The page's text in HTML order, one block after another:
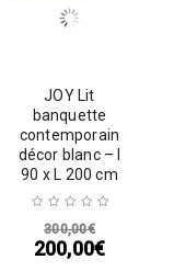
JOY Lit
banquette
contemporain
décor blanc – l
90 x L 200 cm
300,00€
200,00€